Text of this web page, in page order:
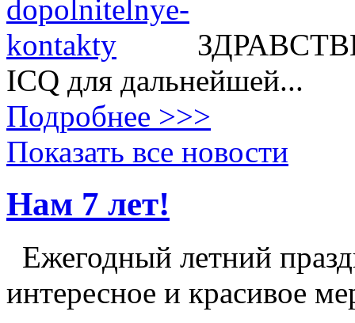
ICQ для дальнейшей...
Подробнее >>>
Показать все новости
Нам 7 лет!
Ежегодный летний
интересное и красивое